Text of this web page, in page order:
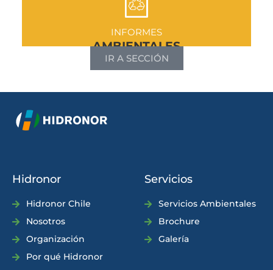
INFORMES
AMBIENTALES
IR A SECCIÓN
Hidronor
Hidronor Chile
Nosotros
Organización
Por qué Hidronor
Servicios
Servicios Ambientales
Brochure
Galería